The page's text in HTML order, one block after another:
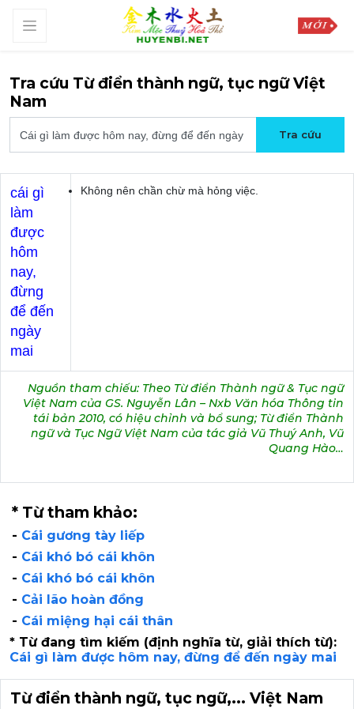
Tra cứu Từ điển thành ngữ, tục ngữ Việt
Nam
cái gì
làm
được
hôm
nay,
đừng
để đến
ngày
mai
Không nên chần chừ mà hỏng việc.
Nguồn tham chiếu: Theo Từ điển Thành ngữ & Tục ngữ
Việt Nam của GS. Nguyễn Lân – Nxb Văn hóa Thông tin
tái bản 2010, có hiệu chỉnh và bổ sung; Từ điển Thành
ngữ và Tục Ngữ Việt Nam của tác giả Vũ Thuý Anh, Vũ
Quang Hào…
* Từ tham khảo:
- Cái gương tày liếp
- Cái khó bó cái khôn
- Cái khó bó cái khôn
- Cải lão hoàn đồng
- Cái miệng hại cái thân
* Từ đang tìm kiếm (định nghĩa từ, giải thích từ):
Cái gì làm được hôm nay, đừng để đến ngày mai
Từ điển thành ngữ, tục ngữ,... Việt Nam